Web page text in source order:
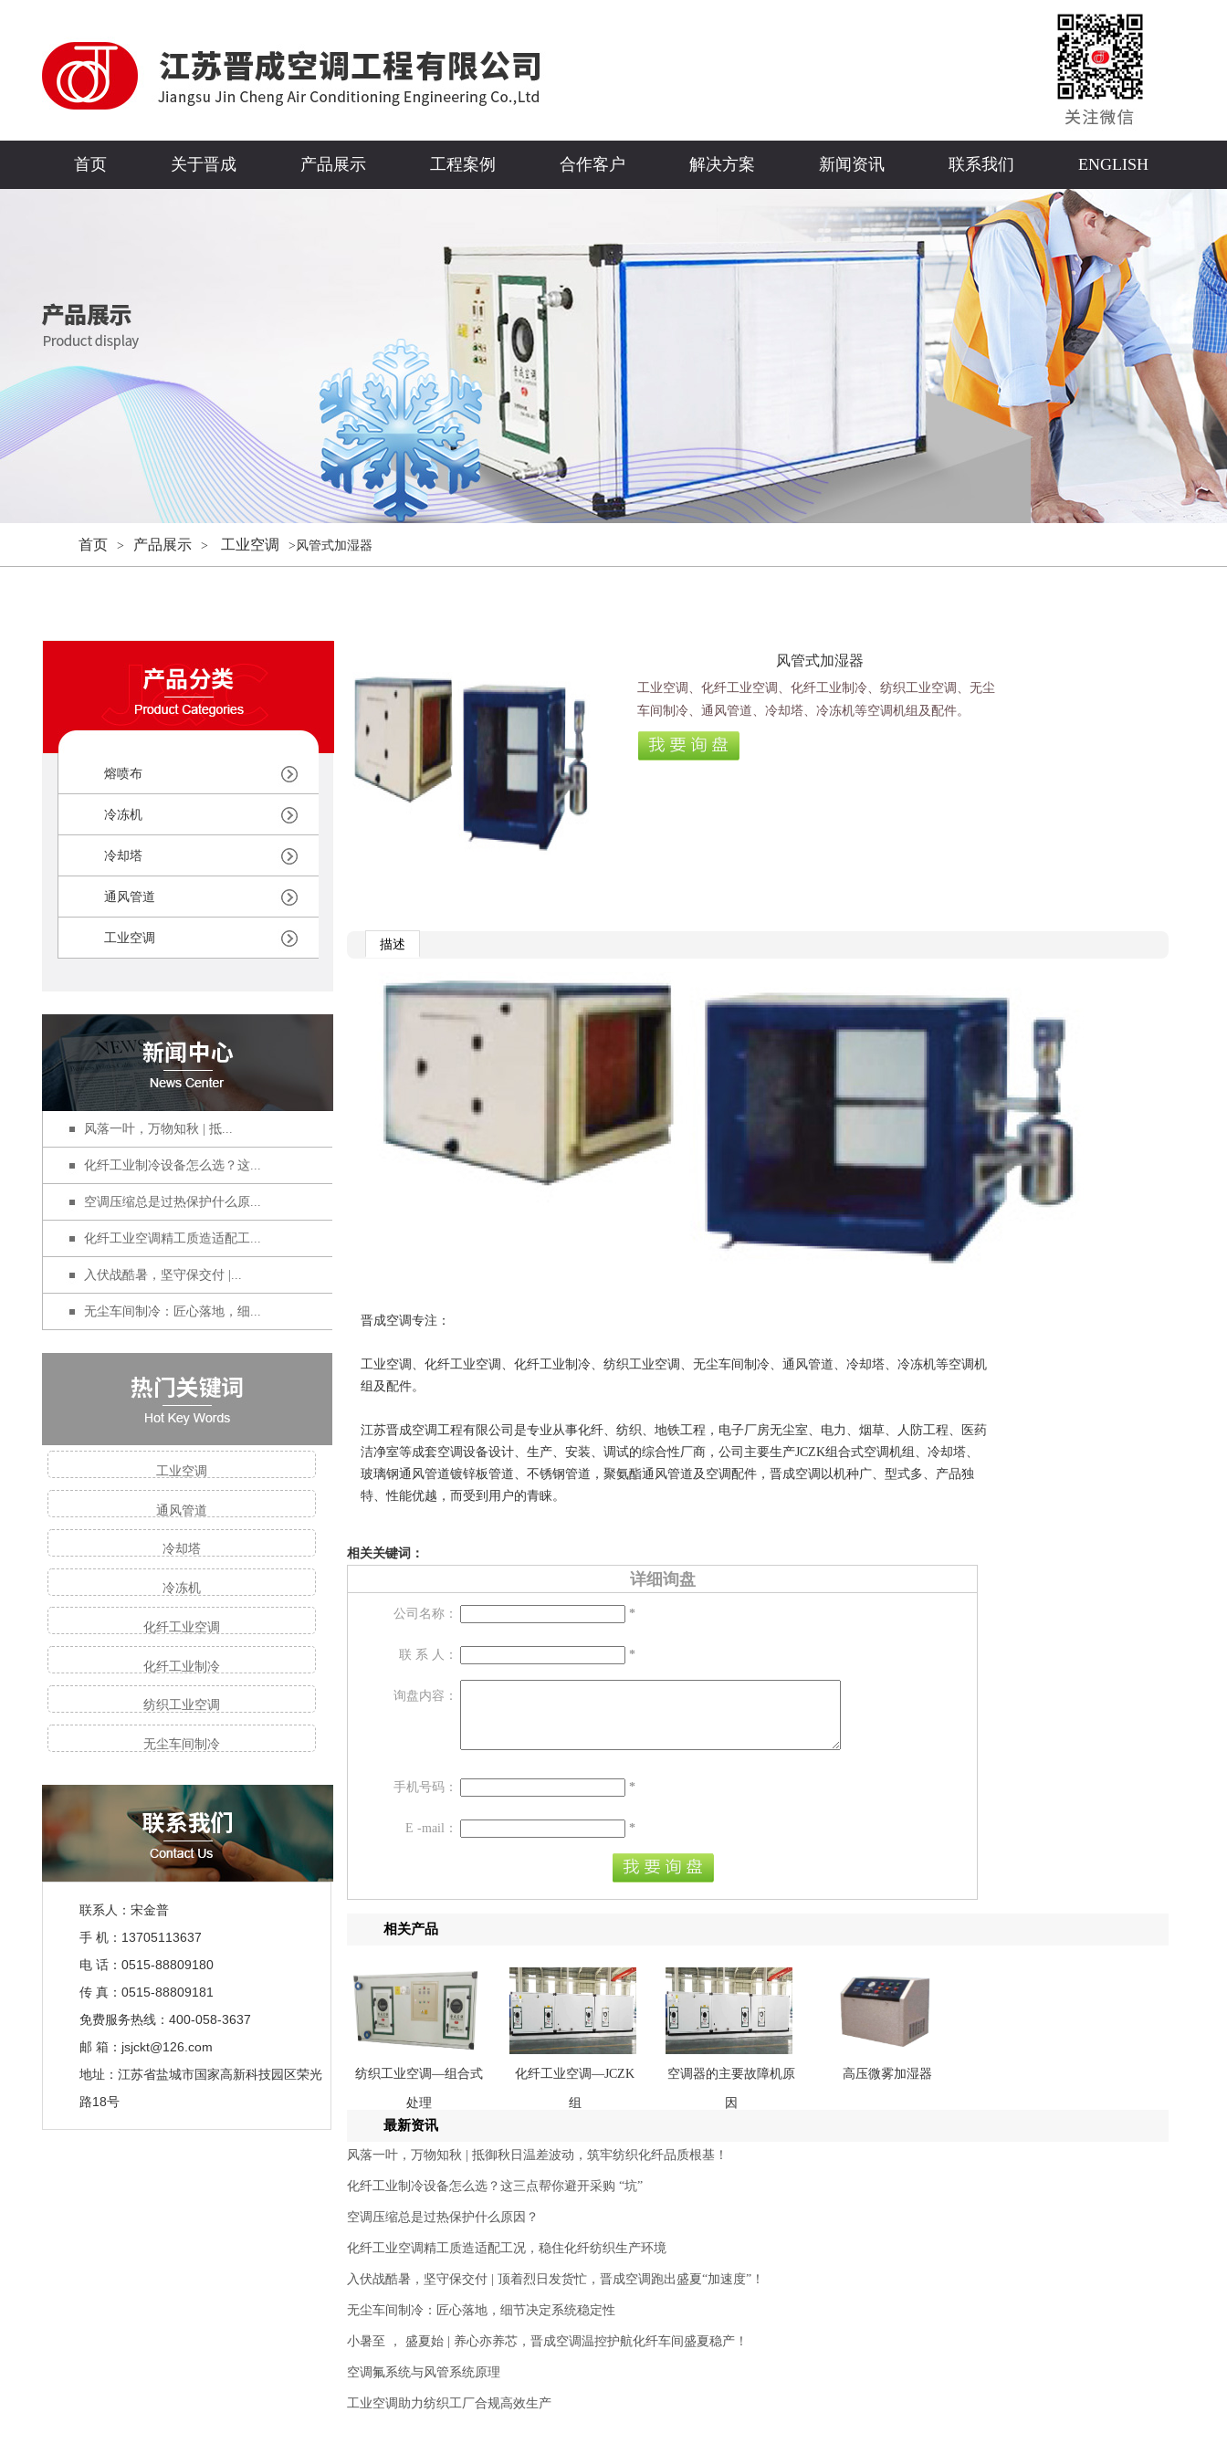
首页 关于晋成 产品展示 工程案例 合作客户 解决方案 新闻资讯 联系我们 ENGLISH
首页 > 产品展示 > 工业空调 >风管式加湿器
熔喷布
冷冻机
冷却塔
通风管道
工业空调
风落一叶，万物知秋 | 抵...
化纤工业制冷设备怎么选？这...
空调压缩总是过热保护什么原...
化纤工业空调精工质造适配工...
入伏战酷暑，坚守保交付 |...
无尘车间制冷：匠心落地，细...
工业空调
通风管道
冷却塔
冷冻机
化纤工业空调
化纤工业制冷
纺织工业空调
无尘车间制冷
联系人：宋金普
手 机：13705113637
电 话：0515-88809180
传 真：0515-88809181
免费服务热线：400-058-3637
邮 箱：jsjckt@126.com
地址：江苏省盐城市国家高新科技园区荣光
路18号
风管式加湿器
工业空调、化纤工业空调、化纤工业制冷、纺织工业空调、无尘
车间制冷、通风管道、冷却塔、冷冻机等空调机组及配件。
描述
晋成空调专注：
工业空调、化纤工业空调、化纤工业制冷、纺织工业空调、无尘车间制冷、通风管道、冷却塔、冷冻机等空调机
组及配件。
江苏晋成空调工程有限公司是专业从事化纤、纺织、地铁工程，电子厂房无尘室、电力、烟草、人防工程、医药
洁净室等成套空调设备设计、生产、安装、调试的综合性厂商，公司主要生产JCZK组合式空调机组、冷却塔、
玻璃钢通风管道镀锌板管道、不锈钢管道，聚氨酯通风管道及空调配件，晋成空调以机种广、型式多、产品独
特、性能优越，而受到用户的青睐。
相关关键词：
详细询盘
公司名称： *
联 系 人： *
询盘内容：
手机号码： *
E -mail： *
相关产品
纺织工业空调—组合式
处理
化纤工业空调—JCZK
组
空调器的主要故障机原
因
高压微雾加湿器
最新资讯
风落一叶，万物知秋 | 抵御秋日温差波动，筑牢纺织化纤品质根基！
化纤工业制冷设备怎么选？这三点帮你避开采购 “坑”
空调压缩总是过热保护什么原因？
化纤工业空调精工质造适配工况，稳住化纤纺织生产环境
入伏战酷暑，坚守保交付 | 顶着烈日发货忙，晋成空调跑出盛夏“加速度”！
无尘车间制冷：匠心落地，细节决定系统稳定性
小暑至 ， 盛夏始 | 养心亦养芯，晋成空调温控护航化纤车间盛夏稳产！
空调氟系统与风管系统原理
工业空调助力纺织工厂合规高效生产